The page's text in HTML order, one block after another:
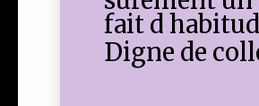
fait d
Digne de